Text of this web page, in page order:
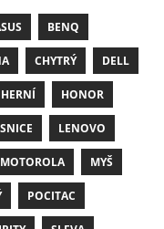
BENQ
CHYTRÝ DELL
HERNÍ HONOR
LENOVO
MOTOROLA MYŠ
POCITAC